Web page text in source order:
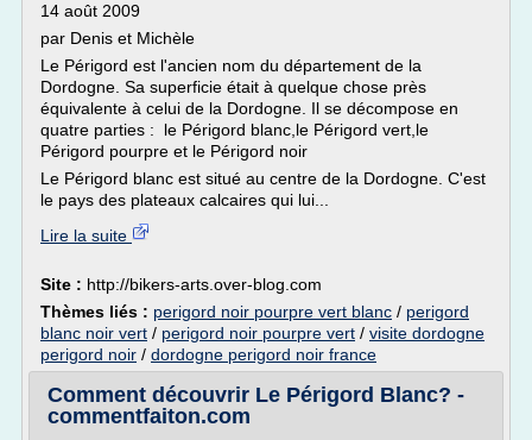
14 août 2009
par Denis et Michèle
Le Périgord est l'ancien nom du département de la
Dordogne. Sa superficie était à quelque chose près
équivalente à celui de la Dordogne. Il se décompose en
quatre parties : le Périgord blanc,le Périgord vert,le
Périgord pourpre et le Périgord noir
Le Périgord blanc est situé au centre de la Dordogne. C'est
le pays des plateaux calcaires qui lui...
Lire la suite
Site : http://bikers-arts.over-blog.com
Thèmes liés : perigord noir pourpre vert blanc / perigord
blanc noir vert / perigord noir pourpre vert / visite dordogne
perigord noir / dordogne perigord noir france
Comment découvrir Le Périgord Blanc? -
commentfaiton.com